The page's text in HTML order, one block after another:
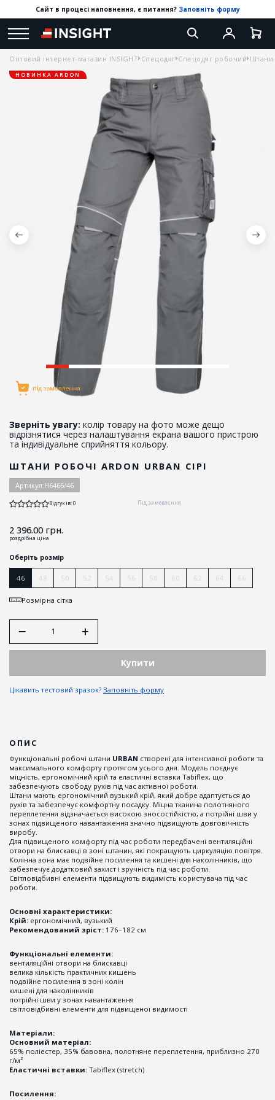
Сайт в процесі наповнення, є питання? Заповніть форму
Оптовий інтернет-магазин INSIGHT Спецодяг Спецодяг робочий Штани
НОВИНКА ARDON
Зверніть увагу: колір товару на фото може дещо
відрізнятися через налаштування екрана вашого пристрою
та індивідуальне сприйняття кольору.
ШТАНИ РОБОЧІ ARDON URBAN СІРІ
Артикул:H6466/46
Відгуків: 0 Під замовлення
2 396.00грн.
роздрібна ціна
Оберіть розмір
46 48 50 52 54 56 58 60 62 64 66
Розмірна сітка
Купити
Цікавить тестовий зразок? Заповніть форму
ОПИС
Функціональні робочі штани URBAN створені для інтенсивної роботи та
максимального комфорту протягом усього дня. Модель поєднує
міцність, ергономічний крій та еластичні вставки Tabiflex, що
забезпечують свободу рухів під час активної роботи.
Штани мають ергономічний вузький крій, який добре адаптується до
рухів та забезпечує комфортну посадку. Міцна тканина полотняного
переплетення відзначається високою зносостійкістю, а потрійні шви у
зонах підвищеного навантаження значно підвищують довговічність
виробу.
Для підвищеного комфорту під час роботи передбачені вентиляційні
отвори на блискавці в зоні штанин, які покращують циркуляцію повітря.
Колінна зона має подвійне посилення та кишені для наколінників, що
забезпечує додатковий захист і зручність під час роботи.
Світловідбивні елементи підвищують видимість користувача під час
роботи.
Основні характеристики:
Крій: ергономічний, вузький
Рекомендований зріст: 176–182 см
Функціональні елементи:
вентиляційні отвори на блискавці
велика кількість практичних кишень
подвійне посилення в зоні колін
кишені для наколінників
потрійні шви у зонах навантаження
світловідбивні елементи для підвищеної видимості
Матеріали:
Основний матеріал:
65% поліестер, 35% бавовна, полотняне переплетення, приблизно 270
г/м²
Еластичні вставки: Tabiflex (stretch)
Посилення: